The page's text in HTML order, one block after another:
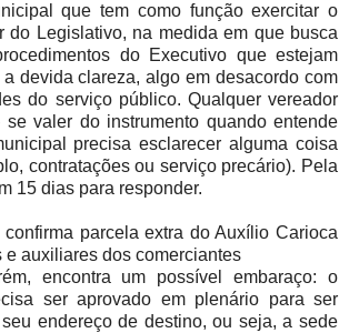
que tem como função exercitar o
do Legislativo, na medida em que busca
do Executivo que estejam
devida clareza, algo em desacordo com
do serviço público. Qualquer vereador
valer do instrumento quando entende
precisa esclarecer alguma coisa
contratações ou serviço precário). Pela
15 dias para responder.
parcela extra do Auxílio Carioca
e auxiliares dos comerciantes
encontra um possível embaraço: o
ser aprovado em plenário para ser
endereço de destino, ou seja, a sede